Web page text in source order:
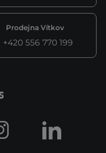
Prodejna Vítkov
+420 556 770 199
LinkedIn